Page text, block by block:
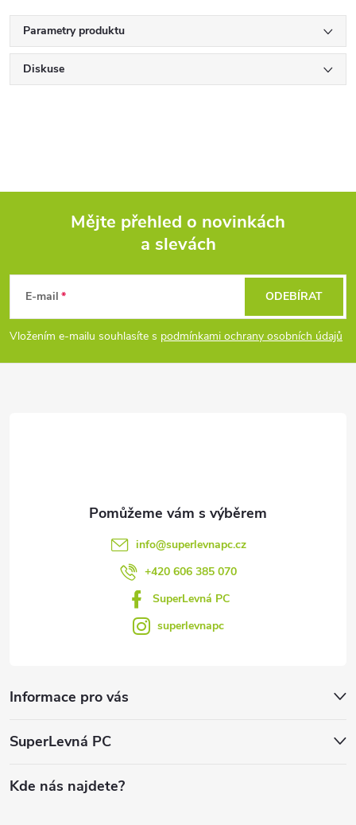
Parametry produktu
Diskuse
p
a
Mějte přehled o novinkách
a slevách
E-mail
Vložením e-mailu souhlasíte s podmínkami ochrany osobních údajů
ODEBÍRAT
info@superlevnapc.cz
+420 606 385 070
SuperLevná PC
superlevnapc
Informace pro vás
SuperLevná PC
Kde nás najdete?